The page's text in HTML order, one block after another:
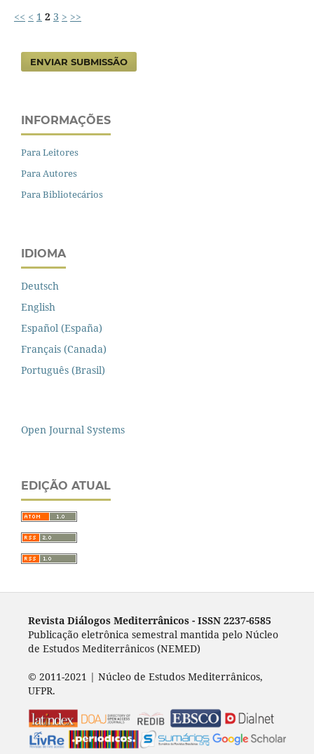
<< < 1 2 3 > >>
ENVIAR SUBMISSÃO
INFORMAÇÕES
Para Leitores
Para Autores
Para Bibliotecários
IDIOMA
Deutsch
English
Español (España)
Français (Canada)
Português (Brasil)
Open Journal Systems
EDIÇÃO ATUAL
Revista Diálogos Mediterrânicos - ISSN 2237-6585
Publicação eletrônica semestral mantida pelo Núcleo
de Estudos Mediterrânicos (NEMED)
© 2011-2021 | Núcleo de Estudos Mediterrânicos,
UFPR.